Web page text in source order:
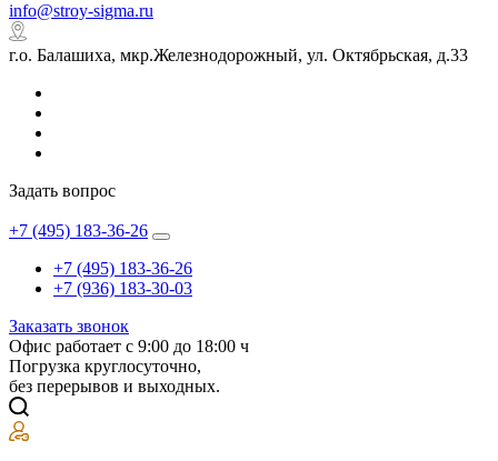
info@stroy-sigma.ru
г.о. Балашиха, мкр.Железнодорожный, ул. Октябрьская, д.33
Задать вопрос
+7 (495) 183-36-26
+7 (495) 183-36-26
+7 (936) 183-30-03
Заказать звонок
Офис работает с 9:00 до 18:00 ч
Погрузка круглосуточно,
без перерывов и выходных.